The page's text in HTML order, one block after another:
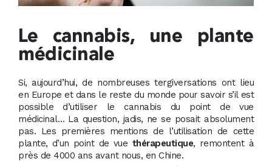
Le cannabis, une plante
médicinale
Si, aujourd’hui, de nombreuses tergiversations ont lieu
en Europe et dans le reste du monde pour savoir s’il est
possible d’utiliser le cannabis du point de vue
médicinal… La question, jadis, ne se posait absolument
pas. Les premières mentions de l’utilisation de cette
plante, d’un point de vue thérapeutique, remontent à
près de 4000 ans avant nous, en Chine.